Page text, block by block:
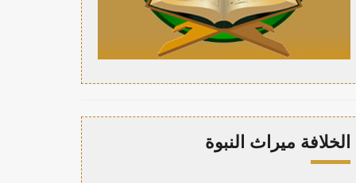
الخلافة ميراث النبوة